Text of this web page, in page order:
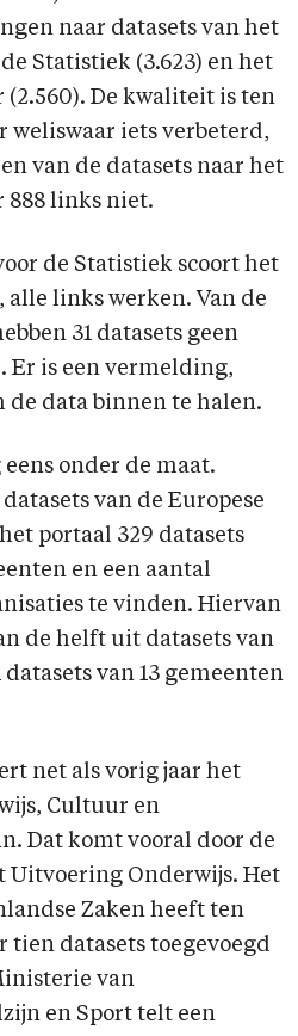
naar datasets van het
Statistiek (3.623) en het
De kwaliteit is ten
weliswaar iets verbeterd,
van de datasets naar het
888 links niet.
de Statistiek scoort het
links werken. Van de
31 datasets geen
Er is een vermelding,
de data binnen te halen.
onder de maat.
van de Europese
portaal 329 datasets
en een aantal
te vinden. Hiervan
de helft uit datasets van
van 13 gemeenten
net als vorig jaar het
Cultuur en
Dat komt vooral door de
Uitvoering Onderwijs. Het
Zaken heeft ten
tien datasets toegevoegd
van
en Sport telt een